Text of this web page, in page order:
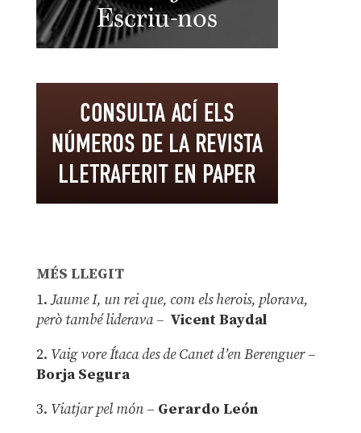
MÉS LLEGIT
1.Jaume I, un rei que, com els herois, plorava,
però també liderava – Vicent Baydal
2. Vaig vore Ítaca des de Canet d’en Berenguer–
Borja Segura
3. Viatjar pel món – Gerardo León